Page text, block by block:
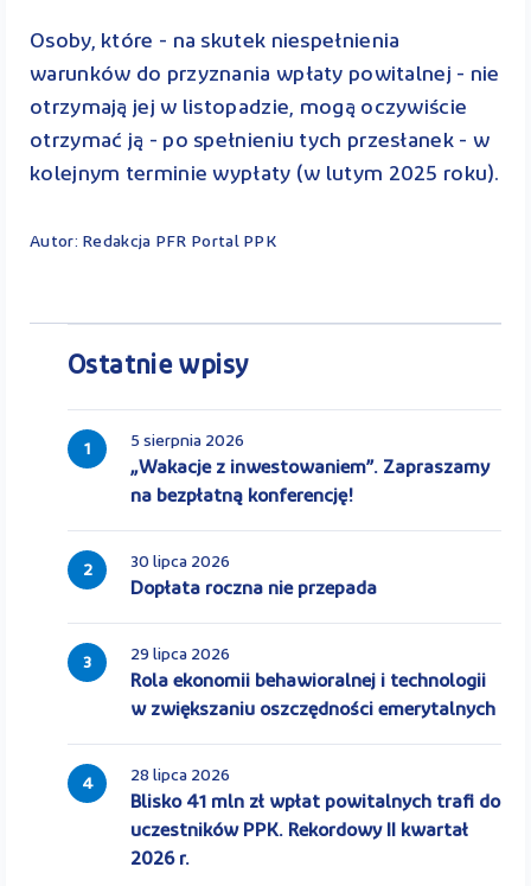
Osoby, które - na skutek niespełnienia
warunków do przyznania wpłaty powitalnej - nie
otrzymają jej w listopadzie, mogą oczywiście
otrzymać ją - po spełnieniu tych przesłanek - w
kolejnym terminie wypłaty (w lutym 2025 roku).
Autor: Redakcja PFR Portal PPK
Ostatnie wpisy
1 5 sierpnia 2026
„Wakacje z inwestowaniem”. Zapraszamy
na bezpłatną konferencję!
2 30 lipca 2026
Dopłata roczna nie przepada
3 29 lipca 2026
Rola ekonomii behawioralnej i technologii
w zwiększaniu oszczędności emerytalnych
4 28 lipca 2026
Blisko 41 mln zł wpłat powitalnych trafi do
uczestników PPK. Rekordowy II kwartał
2026 r.